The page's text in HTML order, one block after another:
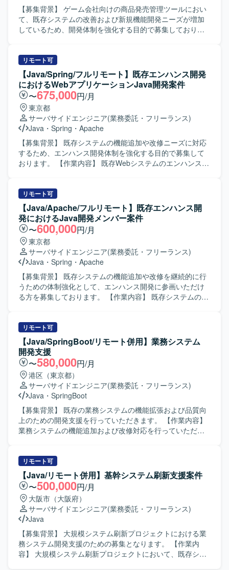
【募集背景】 ゲーム会社向けの商品発売管理ツールにおい
て、既存システムの改善および新規機能開発ニーズが増加
しているため、開発体制を強化する目的で募集しておりま
を行っていただきます。要件をもとに詳細設計書を作成
し、Javaを用いた実装およびJUnit等によるテストを実施し
ていただきます。既存機能の改修と新規機能追加の双方に
携わっていただきます。 【求める人物像】 自立して設計か
ら開発、テストまで一貫して対応できる方を求めておりま
す。与えられたタスクに対して主体的に課題を整理し、周
囲と連携しながら着実に推進できる方を歓迎いたします。
【ポジションの魅力】 複数の関連システムに携わること
で、設計から開発、テストまで一連の工程を経験すること
ができます。Javaを中心としつつ、ReactやTypeScript、
AWSなどモダンな技術にも触れられる環境のため、フルス
TypeScript、JUnit、Jest、MySQL、AWS各種サービスを利
用したWebアプリケーション開発環境となります。
リモート可
【Java/Spring/フルリモート】既存エンハンス開発
におけるWebアプリケーションJava開発案件
〜675,000円/月
東京都
サーバサイドエンジニア(業務委託・フリーランス)
Java ・ Spring ・ Apache
【募集背景】 既存システムの機能追加や改修ニーズに対応
するため、エンハンス開発体制を強化する目的で募集して
おります。 【作業内容】 既存Webシステムのエンハンス開
に、ApacheやRDBを考慮した設計・実装、他者成果物のレ
ビュー、課題やリスクの抽出と改善推進などを行っていた
だきます。また、生成AIを活用した業務効率化も適宜検討
しながら進めていただきます。 【求める人物像】 自発的に
課題やリスクを発見し、関係者を巻き込みながら解決に動
ける方を求めております。顧客に対して分かりやすく説明
できるコミュニケーション力を持ち、新しい領域にも主体
的にキャッチアップできる方にご活躍いただきたいと考え
ております。 【ポジションの魅力】 既存システムのエンハ
ンス開発を通じて、上流からテストまで一貫したWebアプ
リケーション開発経験を積むことができます。他者成果物
できます。生成AIを活用した新しい開発スタイルにチャレ
ンジできる環境です。 【開発環境】 Javaを中心としたWeb
アプリケーション開発環境のもと、ApacheやRDBを利用し
たシステムの機能追加・改修を行っております。Spring系
フレームワークなどを用いた開発スタイルに触れる機会も
ございます。
リモート可
【Java/Apache/フルリモート】既存エンハンス開
発におけるJava開発メンバー案件
〜600,000円/月
東京都
サーバサイドエンジニア(業務委託・フリーランス)
Java ・ Spring ・ Apache
【募集背景】 既存システムの機能追加や改修を継続的に行
うための体制強化として、エンハンス開発に参画いただけ
る方を募集しております。 【作業内容】 既存システムのエ
いただきます。既存システムの機能追加や改修を中心に、
能動的なコミュニケーションや課題解決を行いながら、生
成AIの活用も行っていただきます。設計から開発まではオ
フショアでの開発体制と連携して進めていただきます。
【求める人物像】 指示待ちではなく、自発的に発信や議論
ができるマインドをお持ちの方を求めております。課題や
リスクを自ら抽出し、周囲を巻き込みながら解決を推進で
きる方、知らない領域にも主体的にキャッチアップし、臨
機応変に対応できる方を歓迎いたします。 【ポジションの
魅力】 既存システムのエンハンス開発を通じて、設計から
テストまで一連の工程を経験できる環境です。オフショア
めるため、最新技術の活用経験を積むことができます。
【開発環境】 Javaを用いたWebアプリケーション開発環境
となっております。ApacheおよびRDBを利用したシステム
構成の中で、設計からテストまで一貫した開発経験を積ん
でいただけます。
リモート可
【Java/SpringBoot/リモート併用】業務システム
開発支援
〜580,000円/月
港区（東京都）
サーバサイドエンジニア(業務委託・フリーランス)
Java ・ SpringBoot
【募集背景】 既存の業務システムの機能拡張および品質向
上のための開発支援を行っていただきます。 【作業内容】
業務システムの機能追加および改修対応を行っていただき
ただきます。各種レビューやドキュメント作成も対応して
いただきます。 【求める人物像】 開発経験が豊富で周囲と
円滑にコミュニケーションを取りながら主体的に動いてい
ただける方を求めています。既存システムの仕様を理解し
ながら改善提案を行っていただける方が望ましいです。
【ポジションの魅力】 基本設計からテストまで一貫して担
当できるため、上流から下流まで幅広い工程の経験を積む
ことができます。既存システムの機能追加や改善を通じて
業務知識と技術力の両面を高めていただけます。 【開発環
境】 Java、Spring Boot、SQL、AWS、Gitなどを用いた
リモート可
【Java/リモート併用】基幹システム刷新支援案件
〜500,000円/月
大阪市（大阪府）
サーバサイドエンジニア(業務委託・フリーランス)
Java
【募集背景】 大規模システム刷新プロジェクトにおける業
務システム開発支援のための募集となります。 【作業内
容】 大規模システム刷新プロジェクトにおいて、既存シス